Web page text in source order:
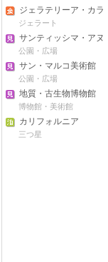
ジェラテリーア・カラ
ベ
ジェラート
サンティッシマ・アヌ
ンツィアータ広場
公園・広場
サン・マルコ美術館
公園・広場
地質・古生物博物館
博物館・美術館
カリフォルニア
三つ星